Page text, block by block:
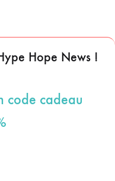
Hope News !
code cadeau